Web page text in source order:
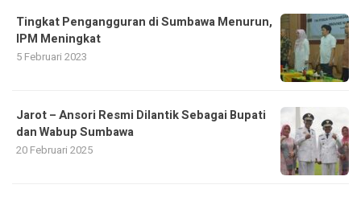
Tingkat Pengangguran di Sumbawa Menurun,
IPM Meningkat
5 Februari 2023
Jarot – Ansori Resmi Dilantik Sebagai Bupati
dan Wabup Sumbawa
20 Februari 2025